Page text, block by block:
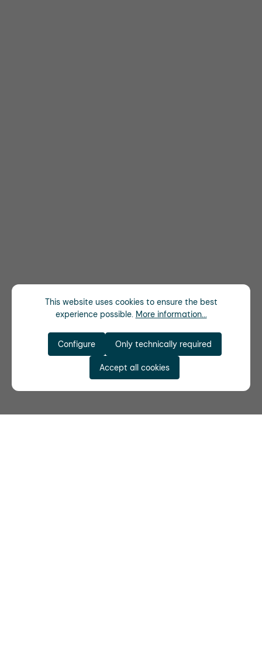
This website uses cookies to ensure the best
experience possible. More information...
Only technically required
Configure
Accept all cookies